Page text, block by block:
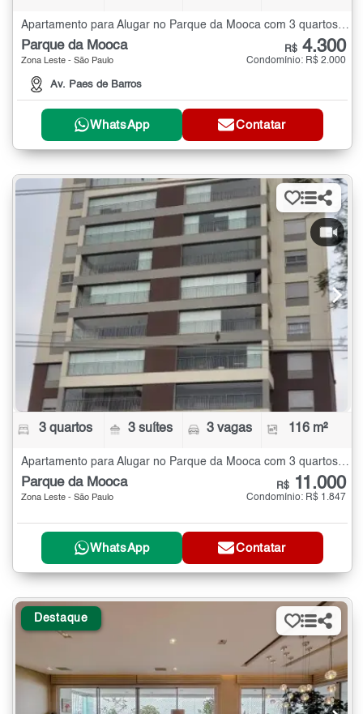
Apartamento para Alugar no Parque da Mooca com 3 quartos - 154 m²
Parque da Mooca
Zona Leste - São Paulo
Av. Paes de Barros
R$ 4.300
Condomínio: R$ 2.000
WhatsApp Contatar
3 quartos 3 suítes 3 vagas 116 m²
Apartamento para Alugar no Parque da Mooca com 3 quartos - 116 m²
Parque da Mooca
Zona Leste - São Paulo
R$ 11.000
Condomínio: R$ 1.847
WhatsApp Contatar
Destaque